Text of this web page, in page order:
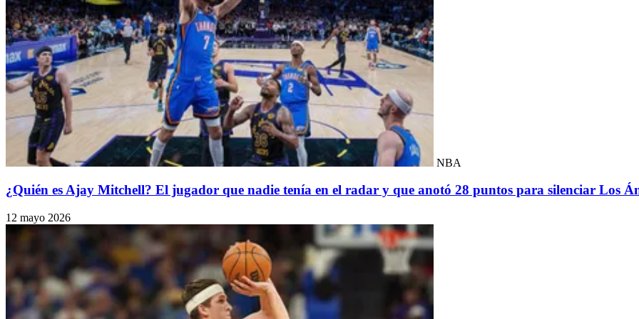
NBA
¿Quién es Ajay Mitchell? El jugador que nadie tenía en el radar y que anotó 28 puntos para silenciar Los
12 mayo 2026